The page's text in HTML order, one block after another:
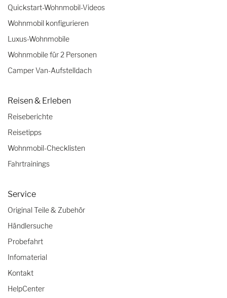
Quickstart-Wohnmobil-Videos
Wohnmobil konfigurieren
Luxus-Wohnmobile
Wohnmobile für 2 Personen
Camper Van-Aufstelldach
Reisen & Erleben
Reiseberichte
Reisetipps
Wohnmobil-Checklisten
Fahrtrainings
Service
Original Teile & Zubehör
Händlersuche
Probefahrt
Infomaterial
Kontakt
HelpCenter